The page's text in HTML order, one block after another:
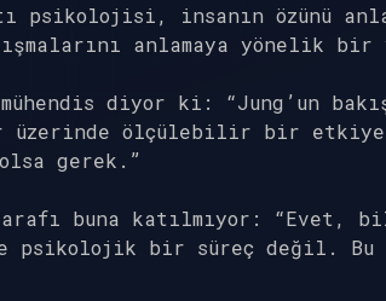
psikolojisi, insanın özünü
anlamaya yönelik
diyor ki: “Jung’un
ölçülebilir bir etkiye
gerek.”
buna katılmıyor: “Evet,
psikolojik bir süreç değil.